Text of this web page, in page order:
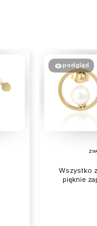
podgląd
Wszystko
pięknie